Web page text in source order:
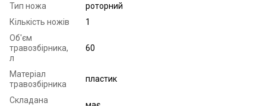
Тип ножа
роторний
Кількість ножів
1
Об'єм
травозбірника,
л
60
Матеріал
травозбірника
пластик
Складана